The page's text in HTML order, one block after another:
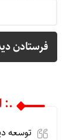
.:
توسعه